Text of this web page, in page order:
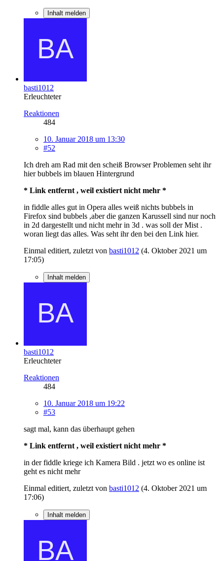
Inhalt melden
basti1012
Erleuchteter
Reaktionen
484
10. Januar 2018 um 13:30
#52
Ich dreh am Rad mit den scheiß Browser Problemen seht ihr
hier bubbels im blauen Hintergrund
* Link entfernt , weil existiert nicht mehr *
in fiddle alles gut in Opera alles weiß nichts bubbels in
Firefox sind bubbels ,aber die ganzen Karussell sind nur noch
in 2d dargestellt und nicht mehr in 3d . was soll der Mist .
woran liegt das alles. Was seht ihr den bei den Link hier.
Einmal editiert, zuletzt von basti1012 (4. Oktober 2021 um
17:05)
Inhalt melden
basti1012
Erleuchteter
Reaktionen
484
10. Januar 2018 um 19:22
#53
sagt mal, kann das überhaupt gehen
* Link entfernt , weil existiert nicht mehr *
in der fiddle kriege ich Kamera Bild . jetzt wo es online ist
geht es nicht mehr
Einmal editiert, zuletzt von basti1012 (4. Oktober 2021 um
17:06)
Inhalt melden